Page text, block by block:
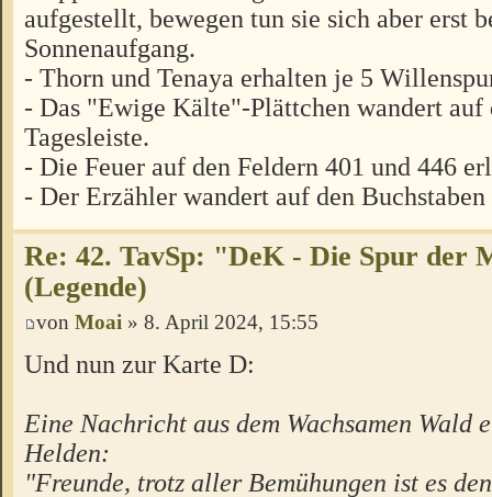
aufgestellt, bewegen tun sie sich aber erst
Sonnenaufgang.
- Thorn und Tenaya erhalten je 5
- Das "Ewige Kälte"-Plättchen wandert auf
Tagesleiste.
- Die Feuer auf den Feldern 401 und 446
- Der Erzähler wandert auf den
Re: 42. TavSp: "DeK - Die Spur der
(Legende)
von Moai » 8. April 2024, 15:55
Und nun zur Karte D:
Eine Nachricht aus dem Wachsamen Wald
Helden:
"Freunde, trotz aller Bemühungen ist es